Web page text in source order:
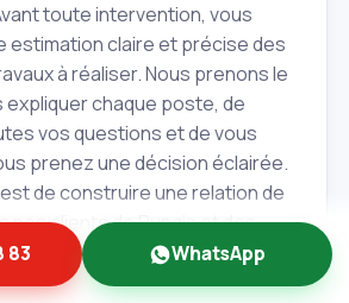
toute intervention, vous
estimation claire et précise des
à réaliser. Nous prenons le
expliquer chaque poste, de
vos questions et de vous
prenez une décision éclairée.
de construire une relation de
nos clients de Rungis et des
83 WhatsApp